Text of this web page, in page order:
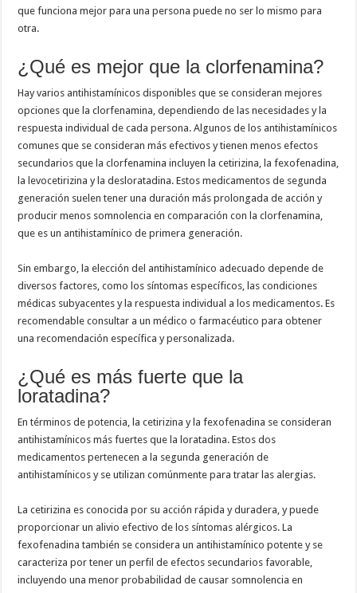
que funciona mejor para una persona puede no ser lo mismo para
otra.
¿Qué es mejor que la clorfenamina?
Hay varios antihistamínicos disponibles que se consideran mejores
opciones que la clorfenamina, dependiendo de las necesidades y la
respuesta individual de cada persona. Algunos de los antihistamínicos
comunes que se consideran más efectivos y tienen menos efectos
secundarios que la clorfenamina incluyen la cetirizina, la fexofenadina,
la levocetirizina y la desloratadina. Estos medicamentos de segunda
generación suelen tener una duración más prolongada de acción y
producir menos somnolencia en comparación con la clorfenamina,
que es un antihistamínico de primera generación.
Sin embargo, la elección del antihistamínico adecuado depende de
diversos factores, como los síntomas específicos, las condiciones
médicas subyacentes y la respuesta individual a los medicamentos. Es
recomendable consultar a un médico o farmacéutico para obtener
una recomendación específica y personalizada.
¿Qué es más fuerte que la
loratadina?
En términos de potencia, la cetirizina y la fexofenadina se consideran
antihistamínicos más fuertes que la loratadina. Estos dos
medicamentos pertenecen a la segunda generación de
antihistamínicos y se utilizan comúnmente para tratar las alergias.
La cetirizina es conocida por su acción rápida y duradera, y puede
proporcionar un alivio efectivo de los síntomas alérgicos. La
fexofenadina también se considera un antihistamínico potente y se
caracteriza por tener un perfil de efectos secundarios favorable,
incluyendo una menor probabilidad de causar somnolencia en